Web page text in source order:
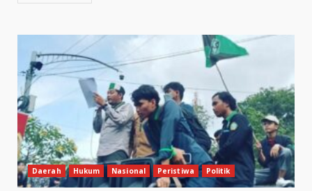
Daerah Hukum Nasional Peristiwa Politik